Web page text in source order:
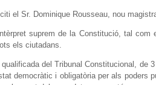
el Sr. Dominique Rousseau, nou
suprem de la Constitució, tal
els ciutadans.
del Tribunal Constitucional, de
democràtic i obligatòria per als